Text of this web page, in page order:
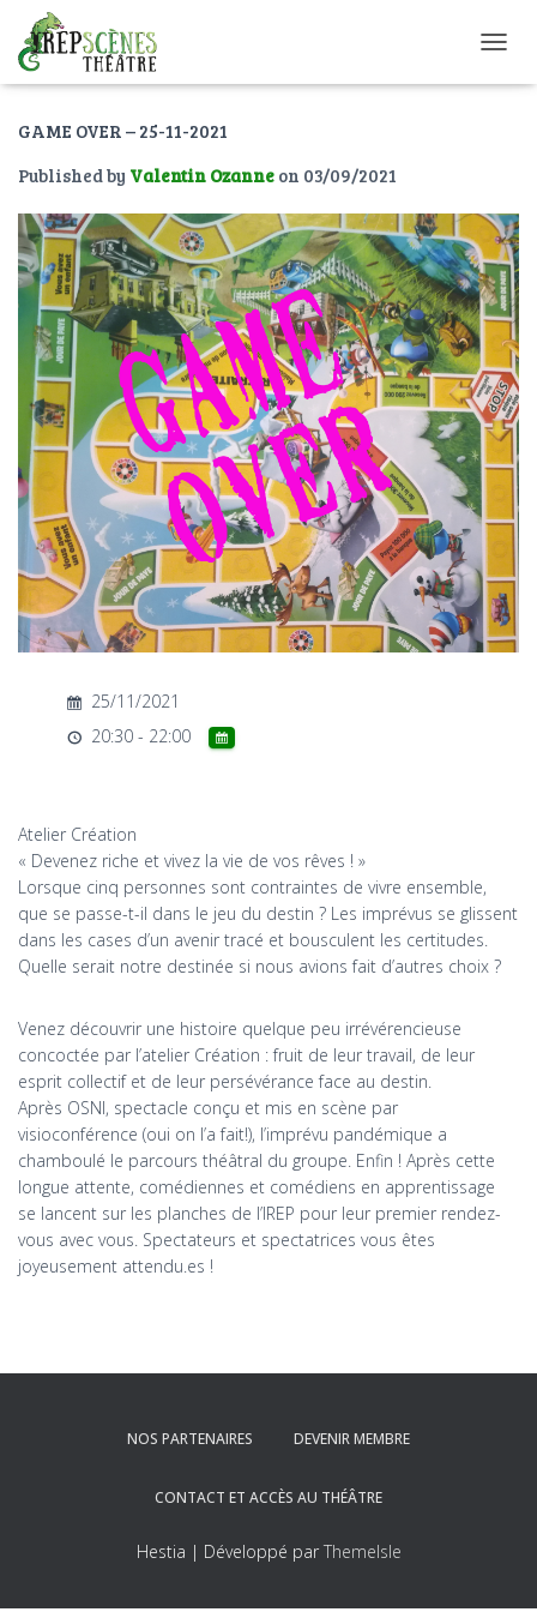
U
F
E
R
M
E
R
A
N
A
V
I
A
T
O
N
GAME OVER – 25-11-2021
Published by Valentin Ozanne on 03/09/2021
25/11/2021
20:30 - 22:00
Atelier Création
« Devenez riche et vivez la vie de vos rêves ! »
Lorsque cinq personnes sont contraintes de vivre ensemble,
que se passe-t-il dans le jeu du destin ? Les imprévus se glissent
dans les cases d’un avenir tracé et bousculent les certitudes.
Quelle serait notre destinée si nous avions fait d’autres choix ?
Venez découvrir une histoire quelque peu irrévérencieuse
concoctée par l’atelier Création : fruit de leur travail, de leur
esprit collectif et de leur persévérance face au destin.
Après OSNI, spectacle conçu et mis en scène par
visioconférence (oui on l’a fait!), l’imprévu pandémique a
chamboulé le parcours théâtral du groupe. Enfin ! Après cette
longue attente, comédiennes et comédiens en apprentissage
se lancent sur les planches de l’IREP pour leur premier rendez-
vous avec vous. Spectateurs et spectatrices vous êtes
joyeusement attendu.es !
NOS PARTENAIRES DEVENIR MEMBRE
CONTACT ET ACCÈS AU THÉÂTRE
Hestia | Développé par ThemeIsle